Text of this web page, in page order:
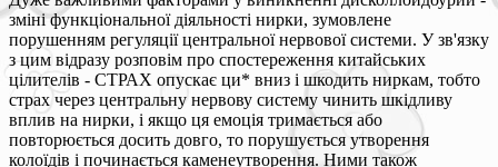
зміні функціональної діяльності нирки, зумовлене
порушенням регуляції центральної нервової системи. У зв'язку
з цим відразу розповім про спостереження китайських
цілителів - СТРАХ опускає ци* вниз і шкодить ниркам, тобто
страх через центральну нервову систему чинить шкідливу
вплив на нирки, і якщо ця емоція тримається або
повторюється досить довго, то порушується утворення
колоїдів і починається каменеутворення. Ними також